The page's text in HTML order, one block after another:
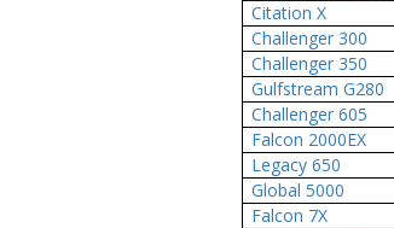
Citation X
Challenger 300
Challenger 350
Gulfstream G280
Challenger 605
Falcon 2000EX
Legacy 650
Global 5000
Falcon 7X